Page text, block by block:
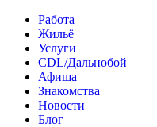
Работа
Жильё
Услуги
CDL/Дальнобой
Афиша
Знакомства
Новости
Блог